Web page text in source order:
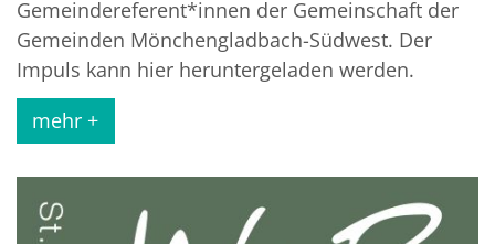
Gemeindereferent*innen der Gemeinschaft der
Gemeinden Mönchengladbach-Südwest. Der
Impuls kann hier heruntergeladen werden.
mehr +